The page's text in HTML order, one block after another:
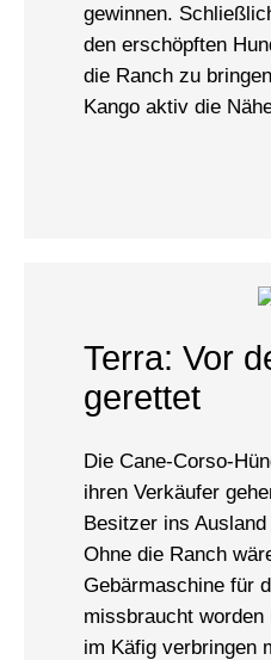
gewinnen.
den erschöpften
die Ranch zu
Kango aktiv die
Terra: Vor
gerettet
Die Cane-Corso-
ihren Verkäufer
Besitzer ins
Ohne die Ranch
Gebärmaschine für
missbraucht worden
im Käfig verbringen